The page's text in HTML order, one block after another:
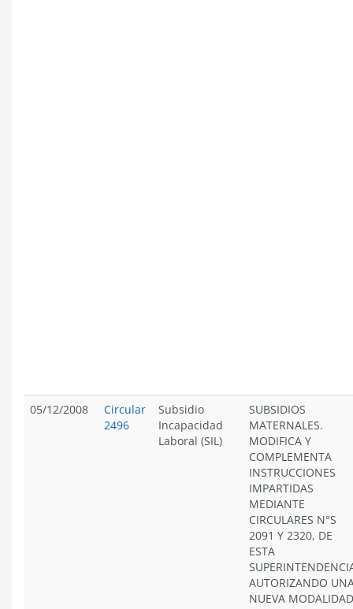
05/12/2008
Circular
2496
Subsidio
Incapacidad
Laboral (SIL)
SUBSIDIOS
MATERNALES.
MODIFICA Y
COMPLEMENTA
INSTRUCCIONES
IMPARTIDAS
MEDIANTE
CIRCULARES N°S
2091 Y 2320, DE
ESTA
AUTORIZANDO
NUEVA MODALIDAD